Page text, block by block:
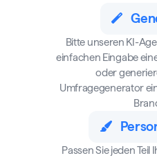
Bitte unseren KI-
einfachen Eingabe
oder
Umfragegenerator
Passen Sie jeden